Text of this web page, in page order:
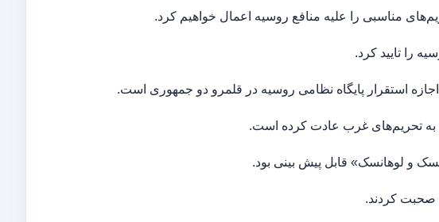
مناسبی را علیه منافع روسیه اعمال خواهیم کرد.
را تایید کرد.
استقرار پایگاه نظامی روسیه در قلمرو دو جمهوری است.
به تحریم‌های غرب عادت کرده است.
و لوهانسک» قابل پیش بینی بود.
صحبت کردند.